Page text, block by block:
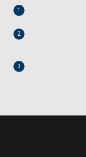
1
2
3